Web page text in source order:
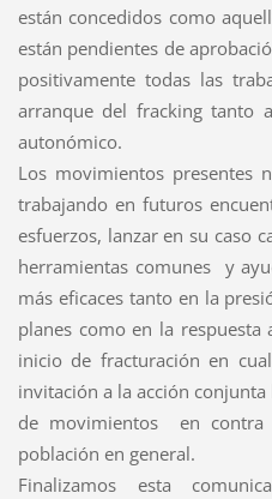
están concedidos como
están pendientes de
positivamente todas las
arranque del fracking tanto
autonómico.
Los movimientos presentes
trabajando en futuros
esfuerzos, lanzar en su caso
herramientas comunes y
más eficaces tanto en la
planes como en la
inicio de fracturación en
invitación a la acción
de movimientos en
población en general.
Finalizamos esta